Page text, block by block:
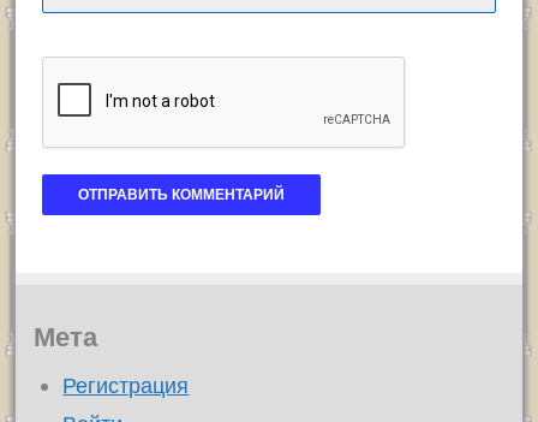
Мета
Регистрация